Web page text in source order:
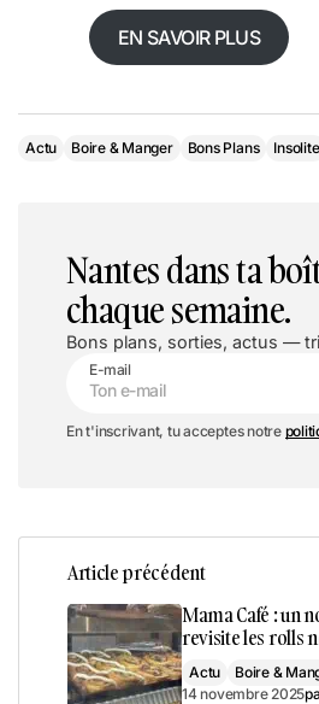
EN SAVOIR PLUS
Actu Boire & Manger Bons Plans Insolite
Nantes dans ta
chaque semaine.
Bons plans, sorties, actus —
E-mail
En t'inscrivant, tu acceptes notre
Article précédent
Mama Café : un
revisite les rolls
Actu Boire &
14 novembre 2025